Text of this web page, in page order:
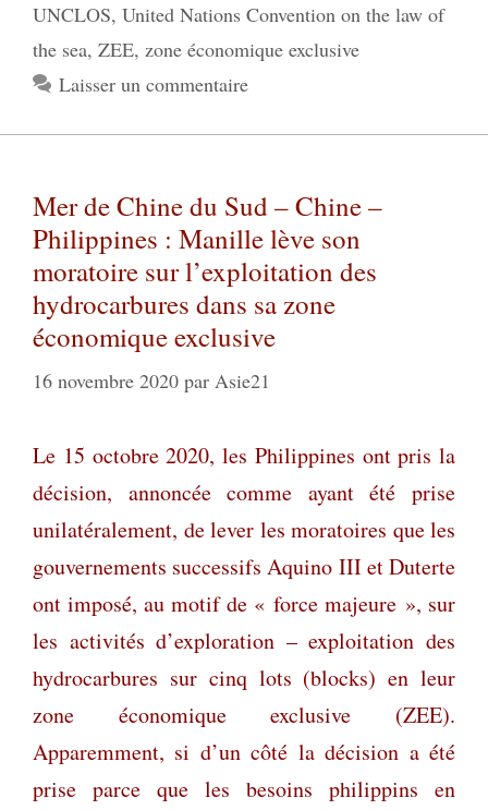
UNCLOS, United Nations Convention on the law of
the sea, ZEE, zone économique exclusive
Laisser un commentaire
Mer de Chine du Sud – Chine –
Philippines : Manille lève son
moratoire sur l’exploitation des
hydrocarbures dans sa zone
économique exclusive
16 novembre 2020 par Asie21
Le 15 octobre 2020, les Philippines ont pris la
décision, annoncée comme ayant été prise
unilatéralement, de lever les moratoires que les
gouvernements successifs Aquino III et Duterte
ont imposé, au motif de « force majeure », sur
les activités d’exploration – exploitation des
hydrocarbures sur cinq lots (blocks) en leur
zone économique exclusive (ZEE).
Apparemment, si d’un côté la décision a été
prise parce que les besoins philippins en